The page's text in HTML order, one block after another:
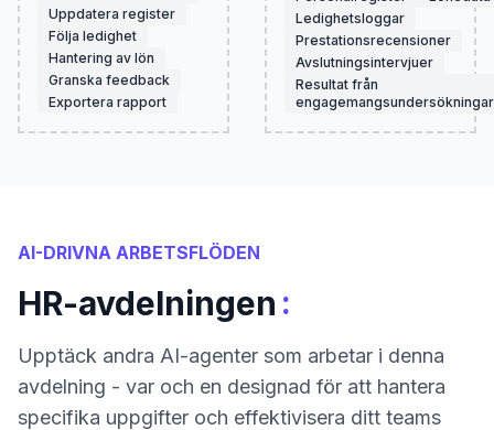
Uppdatera register
Följa ledighet
Hantering av lön
Granska feedback
Exportera rapport
Ledighetsloggar
Prestationsrecensioner
Avslutningsintervjuer
Resultat från
engagemangsundersökningar
AI-DRIVNA ARBETSFLÖDEN
HR-avdelningen :
Upptäck andra AI-agenter som arbetar i denna
avdelning - var och en designad för att hantera
specifika uppgifter och effektivisera ditt teams